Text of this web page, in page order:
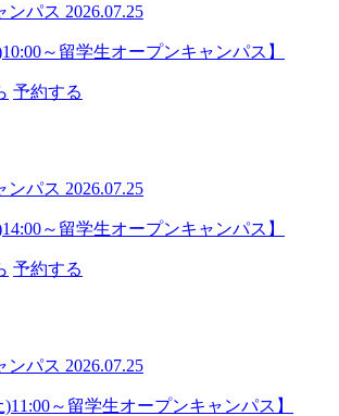
ンパス 2026.07.25
～留学生オープンキャンパス】
予約する
ンパス 2026.07.25
～留学生オープンキャンパス】
予約する
ンパス 2026.07.25
)11:00～留学生オープンキャンパス】